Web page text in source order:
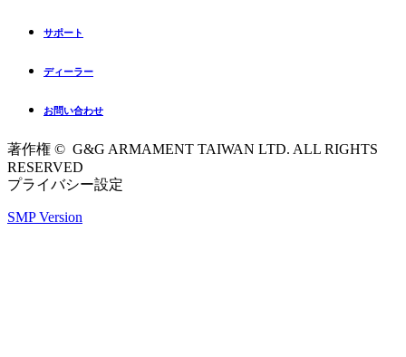
サポート
ディーラー
お問い合わせ
著作権 © G&G ARMAMENT TAIWAN LTD. ALL RIGHTS
RESERVED
プライバシー設定
SMP Version